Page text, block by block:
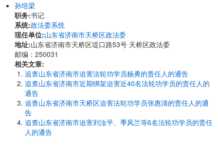
孙培梁
职务:书记
系统:政法委系统
现任单位:山东省济南市天桥区政法委
地址:山东省济南市天桥区堤口路53号 天桥区政法委
邮编：250031
相关文章:
追查山东省济南市迫害法轮功学员杨勇的责任人的通告
追查山东省济南市近期绑架迫害近40名法轮功学员的责任人的
通告
追查山东省济南市天桥区迫害法轮功学员张惠清的责任人的通
告
追查山东省济南市迫害刘汝平、季凤兰等6名法轮功学员的责任
人的通告